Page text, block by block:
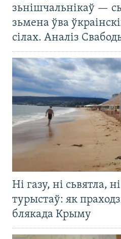
зьнішчальнікаў —
зьмена ўва
сілах. Аналіз
Ні газу, ні сьвятла,
турыстаў: як
блякада Крыму